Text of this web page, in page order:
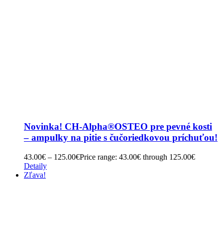
Novinka! CH-Alpha®OSTEO pre pevné kosti
– ampulky na pitie s čučoriedkovou príchuťou!
43.00€ – 125.00€Price range: 43.00€ through 125.00€
Detaily
Zľava!